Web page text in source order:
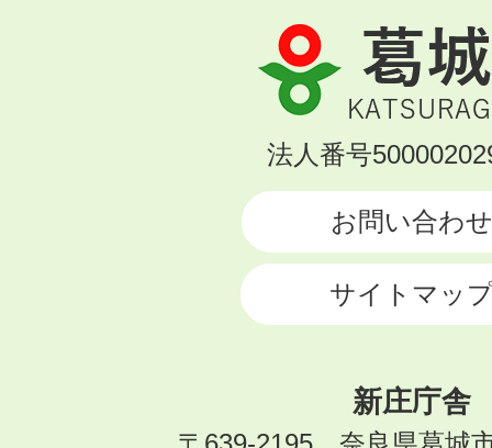
葛
城
市
KATSURAGI
法人番号
お問い合わせ
サイトマッ
新庄庁舎